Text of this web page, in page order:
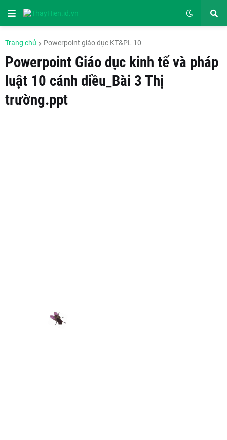
Trang chủ Powerpoint giáo dục KT&PL 10
Powerpoint Giáo dục kinh tế và pháp
luật 10 cánh diều_Bài 3 Thị
trường.ppt